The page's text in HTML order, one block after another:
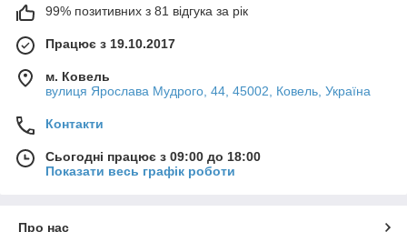
99% позитивних з 81 відгука за рік
Працює з 19.10.2017
м. Ковель
вулиця Ярослава Мудрого, 44, 45002, Ковель, Україна
Контакти
Сьогодні працює з 09:00 до 18:00
Показати весь графік роботи
Про нас